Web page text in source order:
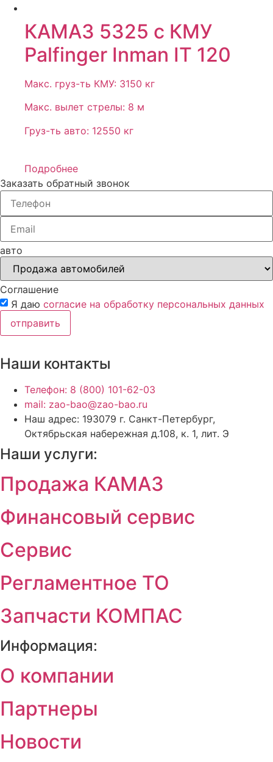
КАМАЗ 5325 с КМУ
Palfinger Inman IT 120
Макс. груз-ть КМУ: 3150 кг
Макс. вылет стрелы: 8 м
Груз-ть авто: 12550 кг
Подробнее
Заказать обратный звонок
авто
Соглашение
Я даю согласие на обработку персональных данных
отправить
Наши контакты
Телефон: 8 (800) 101-62-03
mail: zao-bao@zao-bao.ru
Наш адрес: 193079 г. Санкт-Петербург,
Октябрьская набережная д.108, к. 1, лит. Э
Наши услуги:
Продажа КАМАЗ
Финансовый сервис
Сервис
Регламентное ТО
Запчасти КОМПАС
Информация:
О компании
Партнеры
Новости